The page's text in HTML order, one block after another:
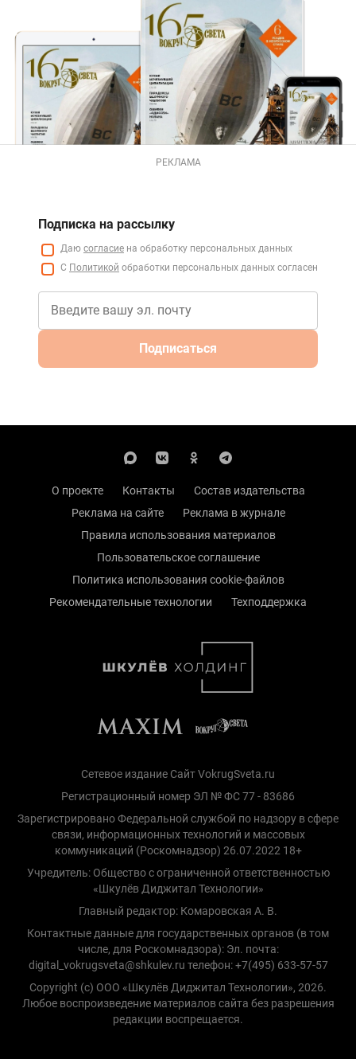
РЕКЛАМА
Подписка на рассылку
Даю согласие на обработку персональных данных
С Политикой обработки персональных данных согласен
Подписаться
О проекте Контакты
Состав издательства
Реклама на сайте
Реклама в журнале
Правила использования материалов
Пользовательское соглашение
Политика использования cookie-файлов
Рекомендательные технологии
Техподдержка
Сетевое издание Сайт VokrugSveta.ru
Регистрационный номер ЭЛ № ФС 77 - 83686
Зарегистрировано Федеральной службой по надзору в сфере
связи, информационных технологий и массовых
коммуникаций (Роскомнадзор) 26.07.2022 18+
Учредитель: Общество с ограниченной ответственностью
«Шкулёв Диджитал Технологии»
Главный редактор: Комаровская А. В.
Контактные данные для государственных органов (в том
числе, для Роскомнадзора): Эл. почта:
digital_vokrugsveta@shkulev.ru телефон: +7(495) 633-57-57
Copyright (с) ООО «Шкулёв Диджитал Технологии», 2026.
Любое воспроизведение материалов сайта без разрешения
редакции воспрещается.